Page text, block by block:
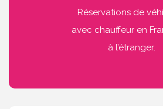
Réservations de
avec chauffeur en
à l’étranger.